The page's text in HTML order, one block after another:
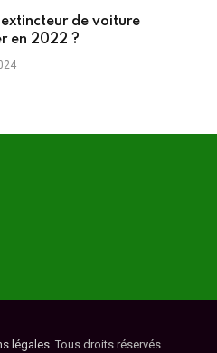
extincteur de voiture
en 2022 ?
légales. Tous droits réservés.